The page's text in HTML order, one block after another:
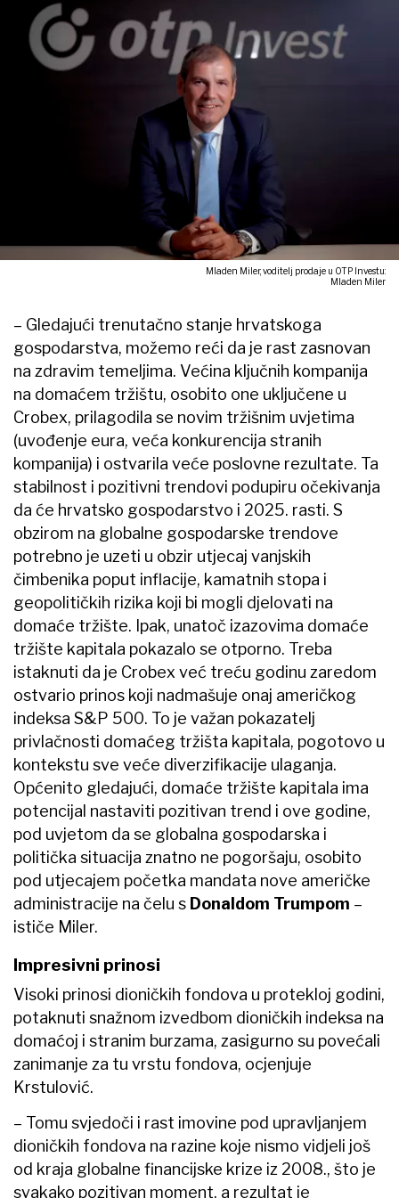
Mladen Miler, voditelj prodaje u OTP Investu:
Mladen Miler
– Gledajući trenutačno stanje hrvatskoga
gospodarstva, možemo reći da je rast zasnovan
na zdravim temeljima. Većina ključnih kompanija
na domaćem tržištu, osobito one uključene u
Crobex, prilagodila se novim tržišnim uvjetima
(uvođenje eura, veća konkurencija stranih
kompanija) i ostvarila veće poslovne rezultate. Ta
stabilnost i pozitivni trendovi podupiru očekivanja
da će hrvatsko gospodarstvo i 2025. rasti. S
obzirom na globalne gospodarske trendove
potrebno je uzeti u obzir utjecaj vanjskih
čimbenika poput inflacije, kamatnih stopa i
geopolitičkih rizika koji bi mogli djelovati na
domaće tržište. Ipak, unatoč izazovima domaće
tržište kapitala pokazalo se otporno. Treba
istaknuti da je Crobex već treću godinu zaredom
ostvario prinos koji nadmašuje onaj američkog
indeksa S&P 500. To je važan pokazatelj
privlačnosti domaćeg tržišta kapitala, pogotovo u
kontekstu sve veće diverzifikacije ulaganja.
Općenito gledajući, domaće tržište kapitala ima
potencijal nastaviti pozitivan trend i ove godine,
pod uvjetom da se globalna gospodarska i
politička situacija znatno ne pogoršaju, osobito
pod utjecajem početka mandata nove američke
administracije na čelu s Donaldom Trumpom –
ističe Miler.
Impresivni prinosi
Visoki prinosi dioničkih fondova u protekloj godini,
potaknuti snažnom izvedbom dioničkih indeksa na
domaćoj i stranim burzama, zasigurno su povećali
zanimanje za tu vrstu fondova, ocjenjuje
Krstulović.
– Tomu svjedoči i rast imovine pod upravljanjem
dioničkih fondova na razine koje nismo vidjeli još
od kraja globalne financijske krize iz 2008., što je
svakako pozitivan moment, a rezultat je